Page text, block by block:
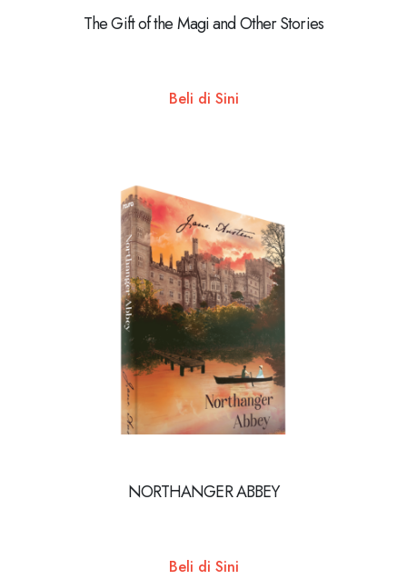
The Gift of the Magi and Other Stories
Beli di Sini
NORTHANGER ABBEY
Beli di Sini